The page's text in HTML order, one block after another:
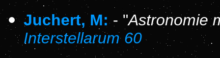
Juchert, M:- "Astronomie
Interstellarum 60